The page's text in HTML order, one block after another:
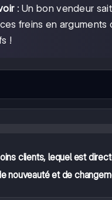
: Un bon vendeur sait
freins en arguments
!
clients, lequel est
nouveauté et de